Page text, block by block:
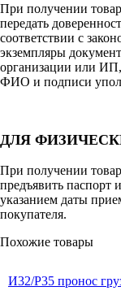
При получении
передать
соответствии с
экземпляры
организации или ИП,
ФИО и подписи
ДЛЯ
При получении
предъявить паспорт
указанием даты
покупателя.
Похожие товары
И32/Р35 пронос